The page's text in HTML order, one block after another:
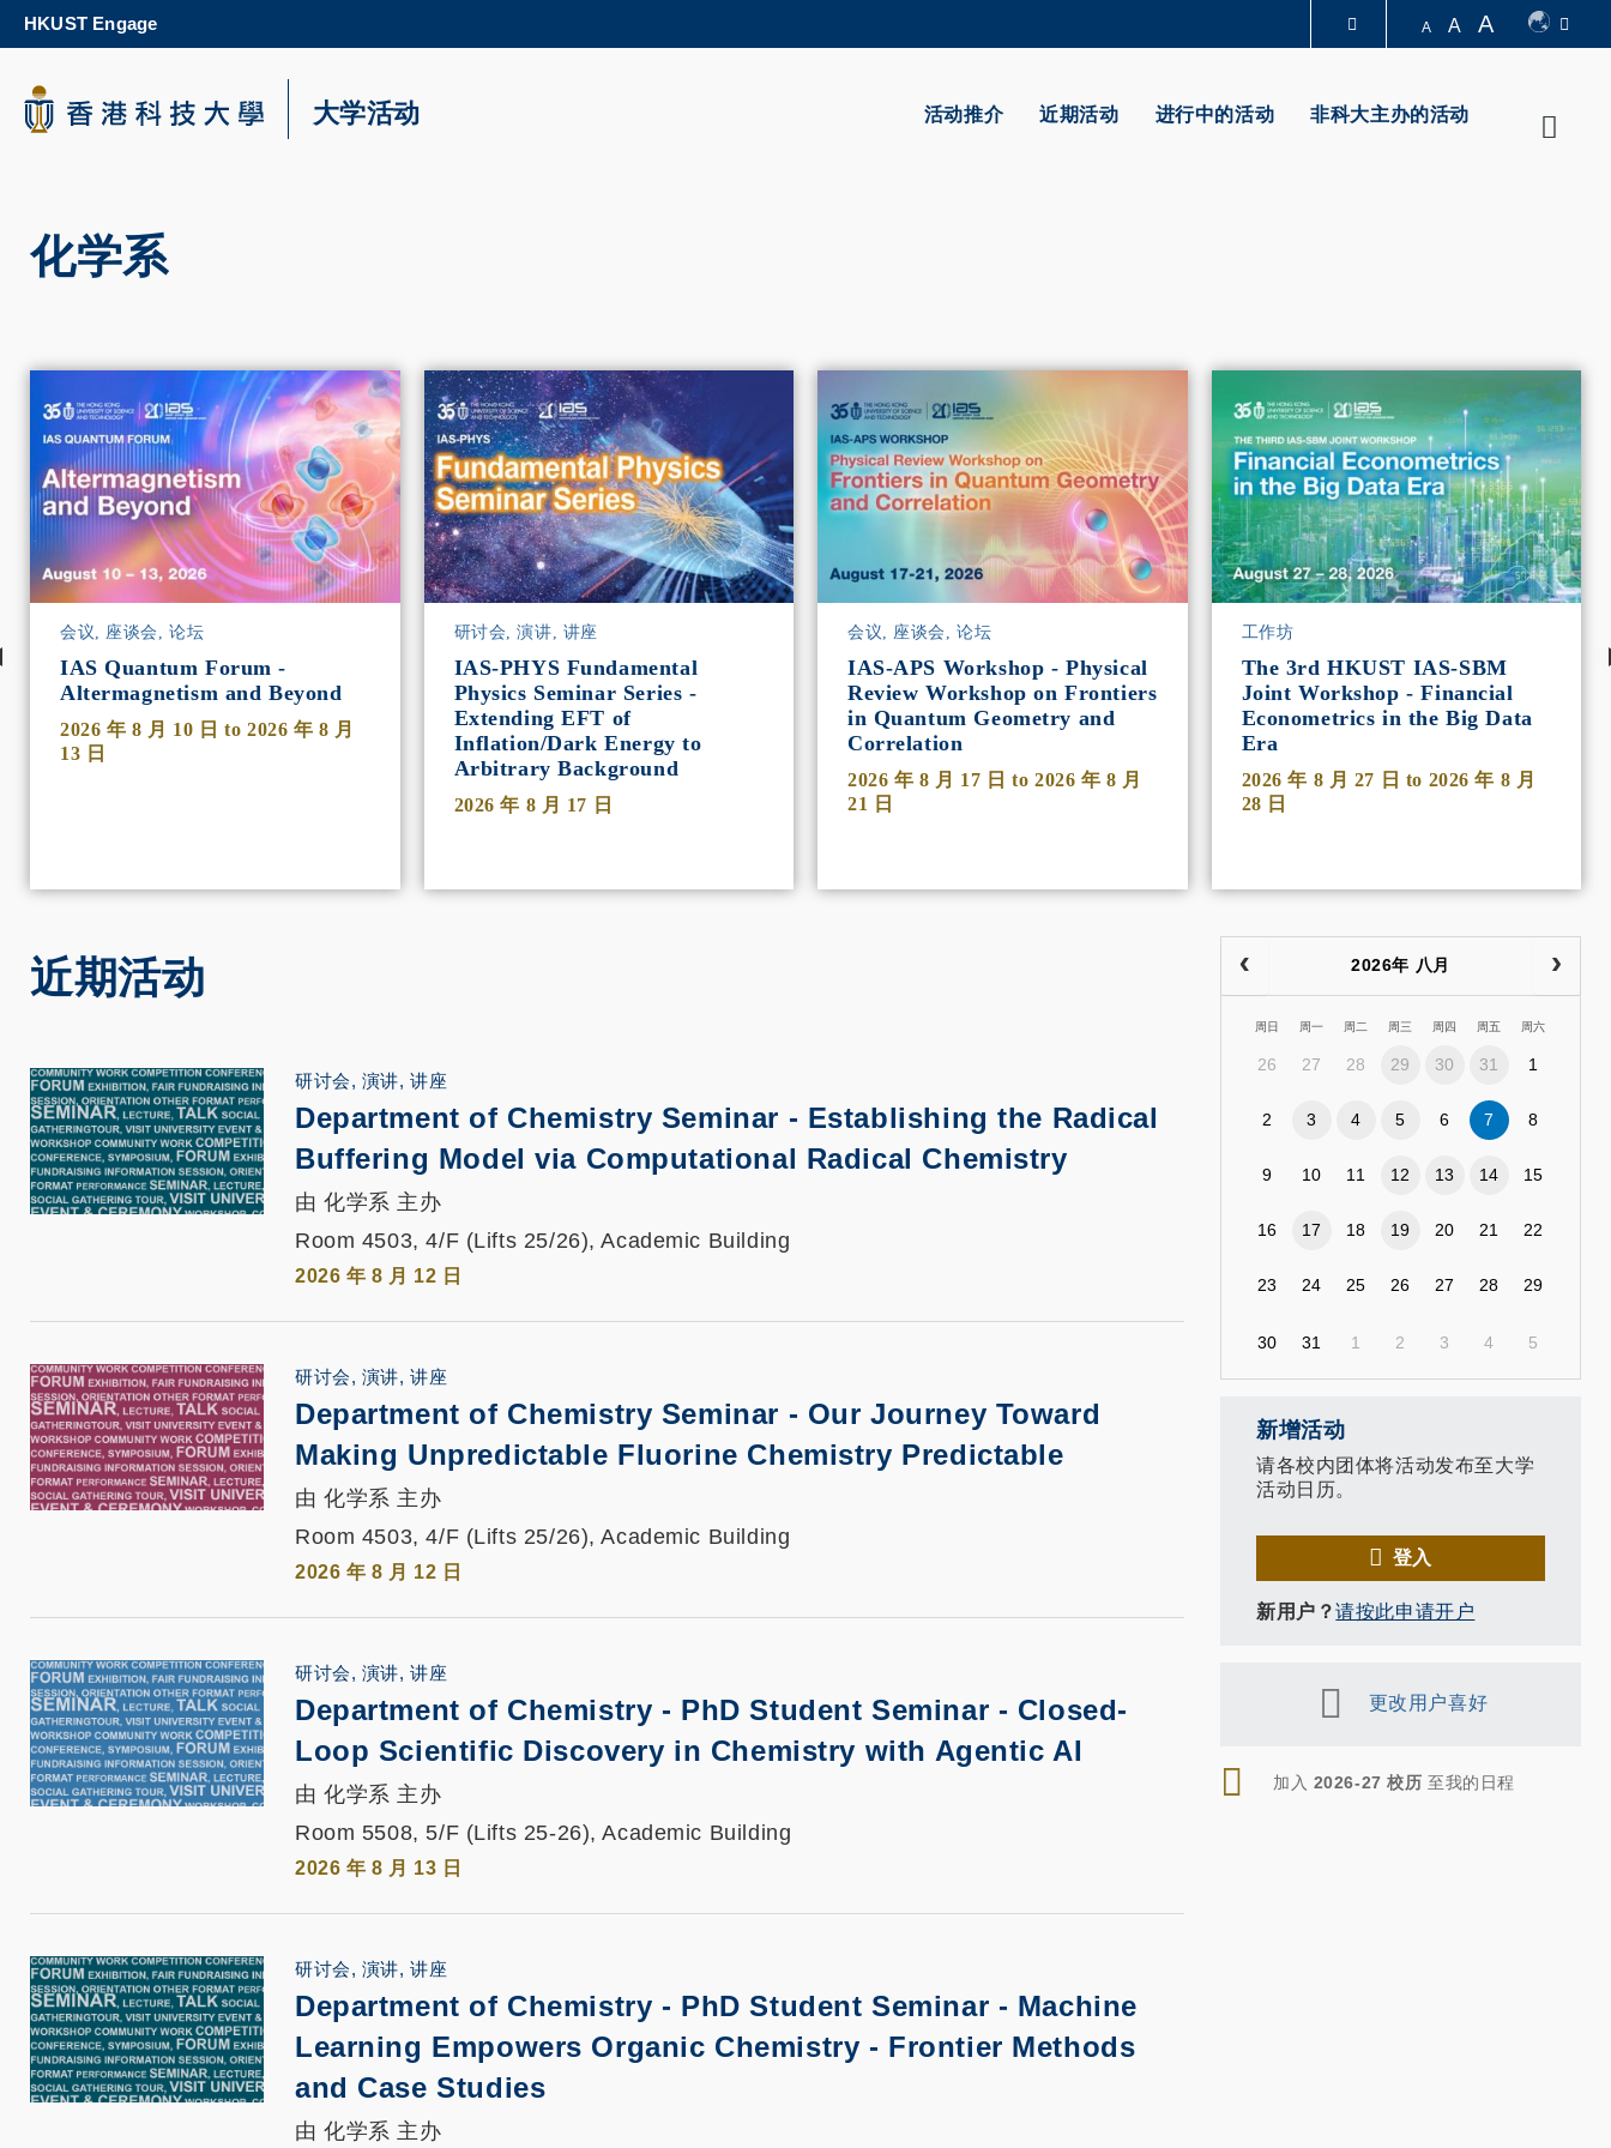
content
更多科大概览
科大新闻 生活@科大 图书馆
HKUST Engage A A A
活动推介 近期活动 进行中的活动 非科大主办的活动
大学活动
化学系
会议, 座谈会, 论坛
IAS Quantum Forum -
Altermagnetism and Beyond
2026 年 8 月 10 日 to2026 年 8 月
13 日
研讨会, 演讲, 讲座
IAS-PHYS Fundamental
Physics Seminar Series -
Extending EFT of
Inflation/Dark Energy to
Arbitrary Background
2026 年 8 月 17 日
会议, 座谈会, 论坛
IAS-APS Workshop - Physical
Review Workshop on Frontiers
in Quantum Geometry and
Correlation
2026 年 8 月 17 日 to2026 年 8 月
21 日
工作坊
The 3rd HKUST IAS-SBM
Joint Workshop - Financial
Econometrics in the Big Data
Era
2026 年 8 月 27 日 to 2026 年 8 月
28 日
近期活动
研讨会, 演讲, 讲座
Department of Chemistry Seminar - Establishing the Radical
Buffering Model via Computational Radical Chemistry
由 化学系 主办
Room 4503, 4/F (Lifts 25/26), Academic Building
2026 年 8 月 12 日
研讨会, 演讲, 讲座
Department of Chemistry Seminar - Our Journey Toward
Making Unpredictable Fluorine Chemistry Predictable
由 化学系 主办
Room 4503, 4/F (Lifts 25/26), Academic Building
2026 年 8 月 12 日
研讨会, 演讲, 讲座
Department of Chemistry - PhD Student Seminar - Closed-
Loop Scientific Discovery in Chemistry with Agentic AI
由 化学系 主办
Room 5508, 5/F (Lifts 25-26), Academic Building
2026 年 8 月 13 日
研讨会, 演讲, 讲座
Department of Chemistry - PhD Student Seminar - Machine
Learning Empowers Organic Chemistry - Frontier Methods
and Case Studies
由 化学系 主办
2026年 八月
周日 周一 周二 周三 周四 周五 周六
26 27 28 29 30 31 1
2 3 4 5 6 7 8
9 10 11 12 13 14 15
16 17 18 19 20 21 22
23 24 25 26 27 28 29
30 31 1 2 3 4 5
新增活动
请各校内团体将活动发布至大学
活动日历。
登入
新用户？请按此申请开户
更改用户喜好
RSS
加入 2026-27 校历 至我的日程